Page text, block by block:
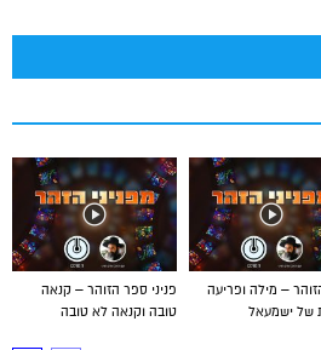
פניני ספר הזוהר – קנאה
טובה וקנאה לא טובה
– מילה ופריעה
של ישמעאל